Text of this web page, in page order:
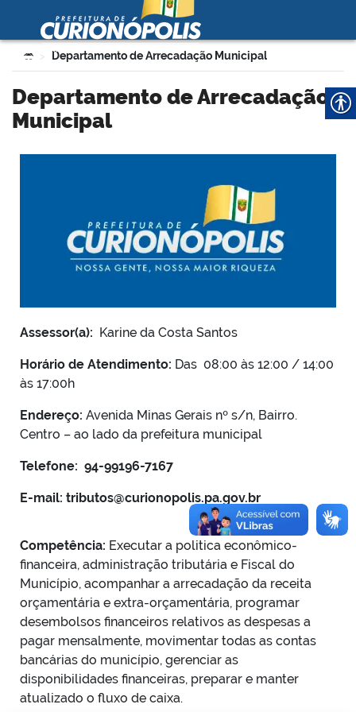
Ir para o conteúdo
Prefeitura Municipal de
Curionópolis
portal
Você está aqui:
> Departamento de Arrecadação Municipal
Departamento de Arrecadação
Municipal
Assessor(a): Karine da Costa Santos
Horário de Atendimento: Das 08:00 às 12:00 / 14:00
às 17:00h
Endereço: Avenida Minas Gerais nº s/n, Bairro.
Centro – ao lado da prefeitura municipal
Telefone: 94-99196-7167
E-mail: tributos@curionopolis.pa.gov.br
Competência: Executar a politica econômico-
financeira, administração tributária e Fiscal do
Município, acompanhar a arrecadação da receita
orçamentária e extra-orçamentária, programar
desembolsos financeiros relativos as despesas a
pagar mensalmente, movimentar todas as contas
bancárias do município, gerenciar as
disponibilidades financeiras, preparar e manter
atualizado o fluxo de caixa.